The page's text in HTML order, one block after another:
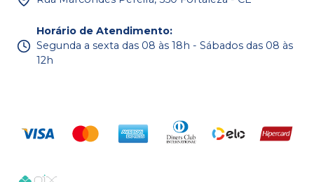
Horário de Atendimento:
Segunda a sexta das 08 às 18h - Sábados das 08 às
12h